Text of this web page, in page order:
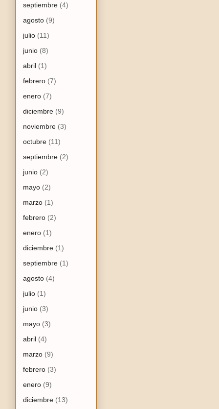
septiembre (4)
agosto (9)
julio (11)
junio (8)
abril (1)
febrero (7)
enero (7)
diciembre (9)
noviembre (3)
octubre (11)
septiembre (2)
junio (2)
mayo (2)
marzo (1)
febrero (2)
enero (1)
diciembre (1)
septiembre (1)
agosto (4)
julio (1)
junio (3)
mayo (3)
abril (4)
marzo (9)
febrero (3)
enero (9)
diciembre (13)